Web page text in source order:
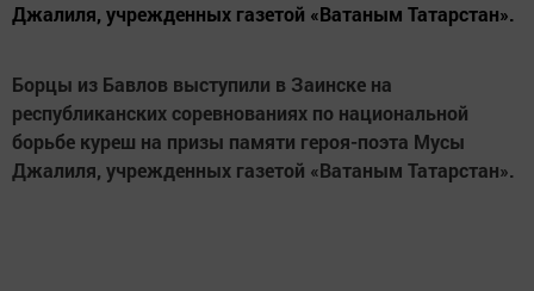
Джалиля, учрежденных газетой «Ватаным Татарстан».
Борцы из Бавлов выступили в Заинске на
республиканских соревнованиях по национальной
борьбе куреш на призы памяти героя-поэта Мусы
Джалиля, учрежденных газетой «Ватаным Татарстан».